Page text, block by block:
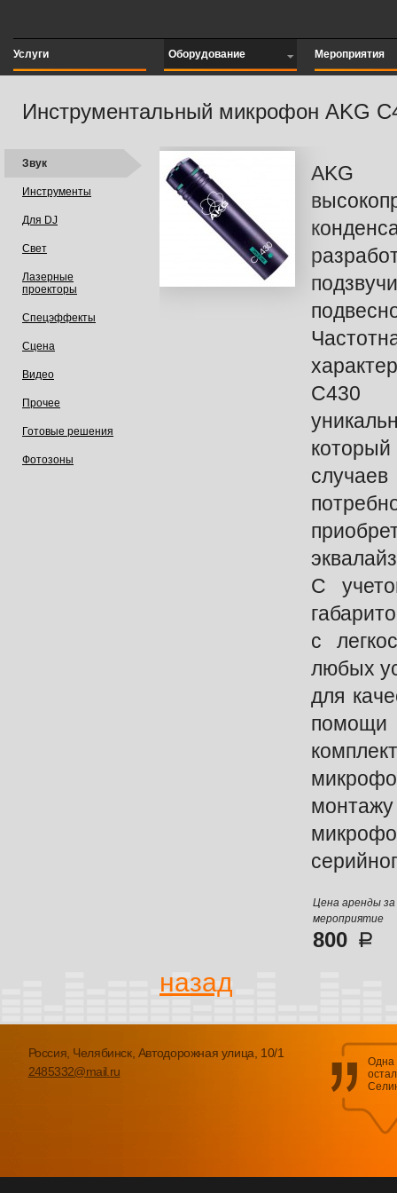
Услуги Оборудование Мероприятия
Инструментальный микрофон AKG
Звук
Инструменты
Для DJ
Свет
Лазерные
проекторы
Спецэффекты
Сцена
Видео
Прочее
Готовые решения
Фотозоны
AKG
C430
С
с
любых
для
Цена аренды за
мероприятие
800
назад
Россия, Челябинск, Автодорожная улица, 10/1
2485332@mail.ru
Одна